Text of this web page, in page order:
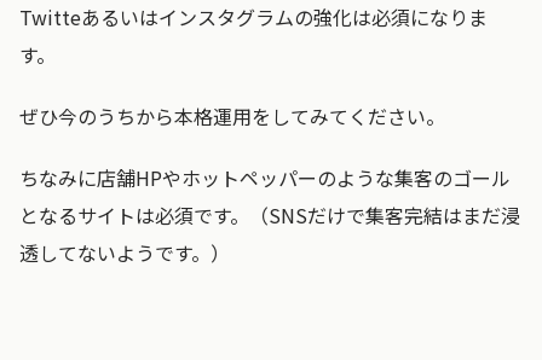
Twitteあるいはインスタグラムの強化は必須になりま
す。
ぜひ今のうちから本格運用をしてみてください。
ちなみに店舗HPやホットペッパーのような集客のゴール
となるサイトは必須です。（SNSだけで集客完結はまだ浸
透してないようです。）